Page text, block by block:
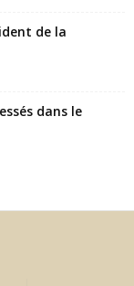
de la
dans le